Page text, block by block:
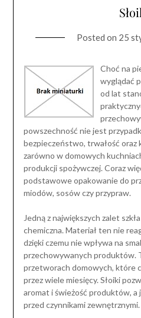
Posted on 25
Choć na
wyglądać
od lat
powszechność nie jest
bezpieczeństwo, trwałość
zarówno w domowych
produkcji spożywczej. Coraz
podstawowe opakowanie do
miodów, sosów czy przypraw.
Jedną z największych zalet
chemiczna. Materiał ten nie
dzięki czemu nie wpływa na
przechowywanych produktów.
przetworach domowych, które
przez wiele miesięcy. Słoiki
aromat i świeżość produktów, a
przed czynnikami zewnętrznymi.